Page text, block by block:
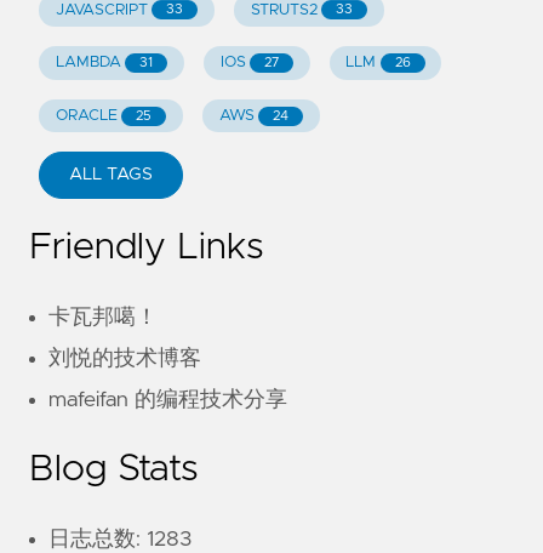
JAVASCRIPT 33 STRUTS2 33
LAMBDA 31 IOS 27 LLM 26
ORACLE 25 AWS 24
ALL TAGS
Friendly Links
卡瓦邦噶！
刘悦的技术博客
mafeifan 的编程技术分享
Blog Stats
日志总数: 1283